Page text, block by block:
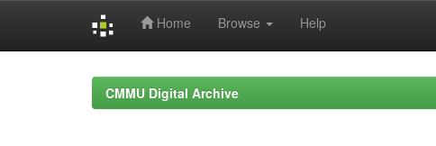
Home Browse Help
CMMU Digital Archive